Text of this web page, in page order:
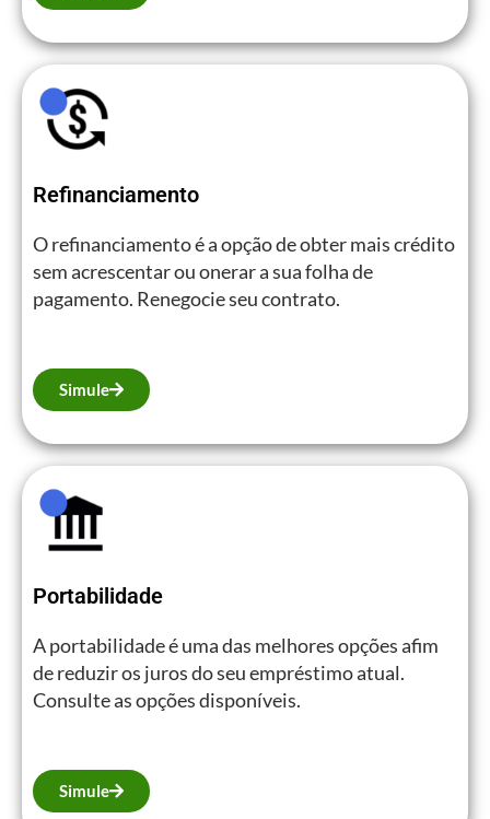
Refinanciamento
O refinanciamento é a opção de obter mais crédito
sem acrescentar ou onerar a sua folha de
pagamento. Renegocie seu contrato.
Simule
Portabilidade
A portabilidade é uma das melhores opções afim
de reduzir os juros do seu empréstimo atual.
Consulte as opções disponíveis.
Simule